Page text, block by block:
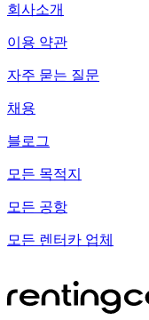
회사소개
이용 약관
자주 묻는 질문
채용
블로그
모든 목적지
모든 공항
모든 렌터카 업체